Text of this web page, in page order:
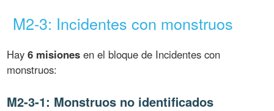
M2-3: Incidentes con monstruos
Hay6 misiones en el bloque de Incidentes con
monstruos:
M2-3-1: Monstruos no identificados